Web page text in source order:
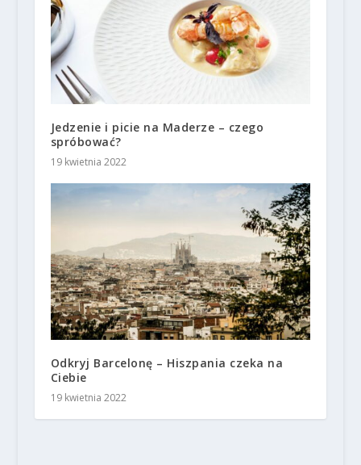
Jedzenie i picie na Maderze – czego
spróbować?
19 kwietnia 2022
Odkryj Barcelonę – Hiszpania czeka na
Ciebie
19 kwietnia 2022